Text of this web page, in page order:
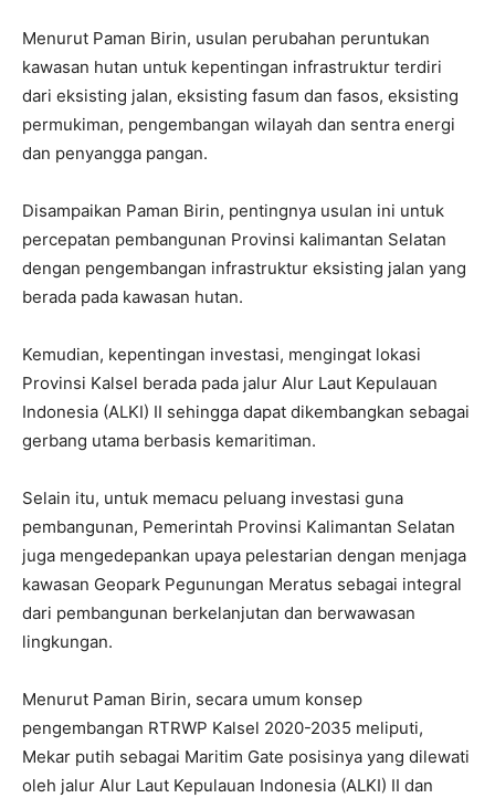
Menurut Paman Birin, usulan perubahan peruntukan
kawasan hutan untuk kepentingan infrastruktur terdiri
dari eksisting jalan, eksisting fasum dan fasos, eksisting
permukiman, pengembangan wilayah dan sentra energi
dan penyangga pangan.
Disampaikan Paman Birin, pentingnya usulan ini untuk
percepatan pembangunan Provinsi kalimantan Selatan
dengan pengembangan infrastruktur eksisting jalan yang
berada pada kawasan hutan.
Kemudian, kepentingan investasi, mengingat lokasi
Provinsi Kalsel berada pada jalur Alur Laut Kepulauan
Indonesia (ALKI) II sehingga dapat dikembangkan sebagai
gerbang utama berbasis kemaritiman.
Selain itu, untuk memacu peluang investasi guna
pembangunan, Pemerintah Provinsi Kalimantan Selatan
juga mengedepankan upaya pelestarian dengan menjaga
kawasan Geopark Pegunungan Meratus sebagai integral
dari pembangunan berkelanjutan dan berwawasan
lingkungan.
Menurut Paman Birin, secara umum konsep
pengembangan RTRWP Kalsel 2020-2035 meliputi,
Mekar putih sebagai Maritim Gate posisinya yang dilewati
oleh jalur Alur Laut Kepulauan Indonesia (ALKI) II dan